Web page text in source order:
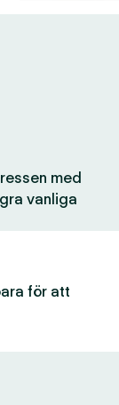
med
vanliga
för att